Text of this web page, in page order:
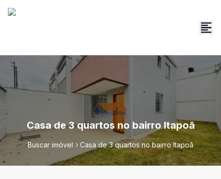
Casa de 3 quartos no bairro Itapoã
Buscar imóvel Casa de 3 quartos no bairro Itapoã